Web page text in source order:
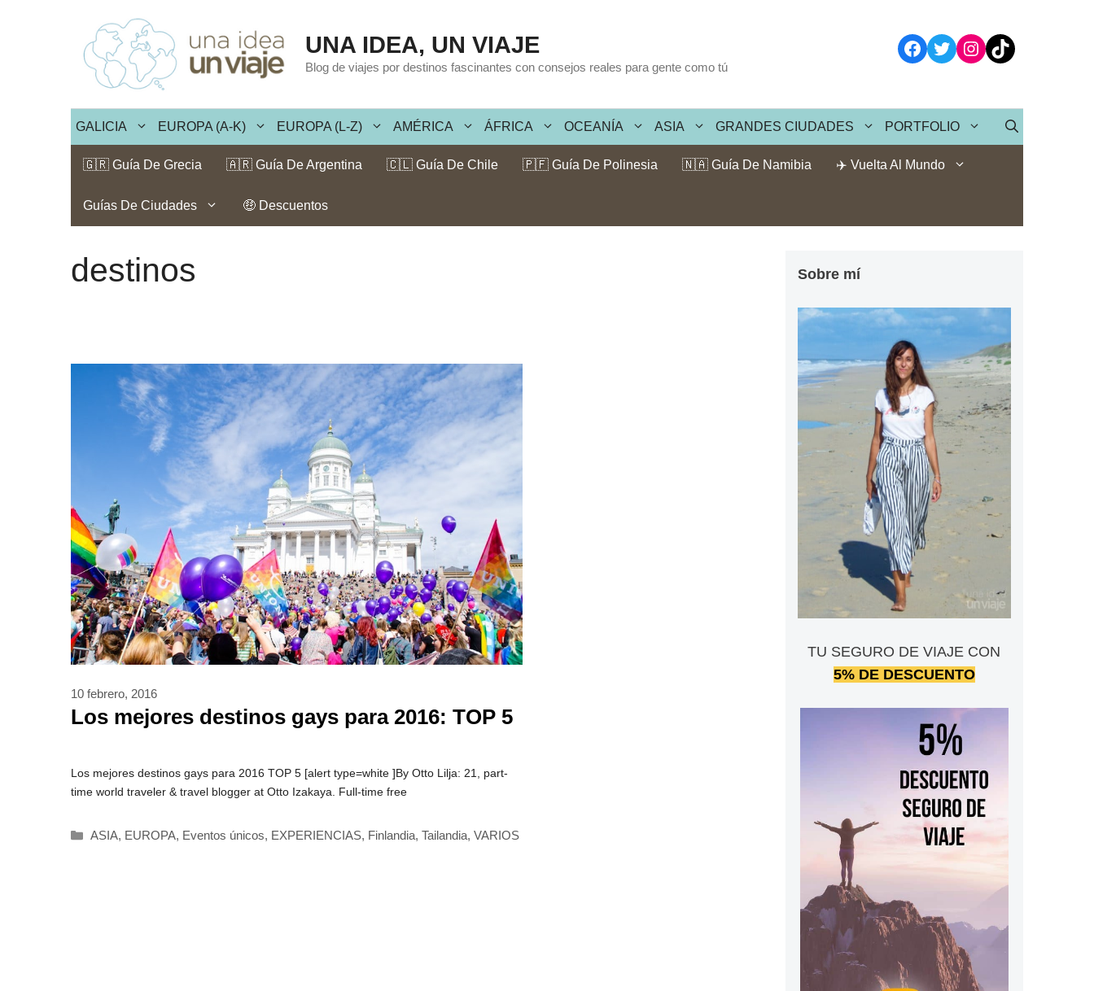
contenido
UNA IDEA, UN VIAJE
Blog de viajes por destinos fascinantes con consejos reales para gente como tú
Facebook
TwitterInstagram
TikTok
GALICIA EUROPA (A-K) EUROPA (L-Z) AMÉRICA ÁFRICA OCEANÍA ASIA GRANDES CIUDADES PORTFOLIO
🇬🇷 Guía De Grecia 🇦🇷 Guía De Argentina 🇨🇱 Guía De Chile 🇵🇫 Guía De Polinesia 🇳🇦 Guía De Namibia ✈️ Vuelta Al Mundo
Guías De Ciudades 🤑 Descuentos
destinos
Los mejores destinos gays para 2016: TOP 5
10 febrero, 2016
Los mejores destinos gays para 2016 TOP 5 [alert type=white ]By Otto Lilja: 21, part-
time world traveler & travel blogger at Otto Izakaya. Full-time free
Categorías
ASIA, EUROPA, Eventos únicos, EXPERIENCIAS, Finlandia,Tailandia,VARIOS
Sobre mí
TU SEGURO DE VIAJE CON
5% DE DESCUENTO